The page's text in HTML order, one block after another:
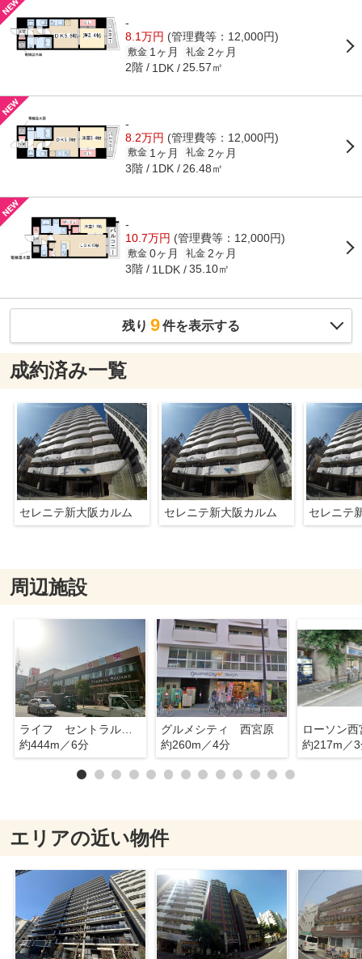
-
8.1万円 (管理費等：12,000円)
敷金 1ヶ月 礼金 2ヶ月
2階 1DK 25.57㎡
-
8.2万円 (管理費等：12,000円)
敷金 1ヶ月 礼金 2ヶ月
3階 1DK 26.48㎡
-
10.7万円 (管理費等：12,000円)
敷金 0ヶ月 礼金 2ヶ月
3階 1LDK 35.10㎡
残り 9件を表示する
成約済み一覧
セレニテ新大阪カルム セレニテ新大阪カルム セレニテ
周辺施設
ライフ セントラルスクエア西宮原店
約444m／6分
グルメシティ 西宮原
約260m／4分
ローソン西
約217m／
エリアの近い物件